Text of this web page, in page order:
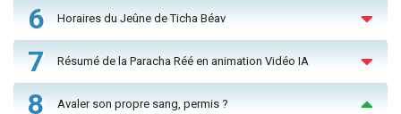
6 Horaires du Jeûne de Ticha Béav
7 Résumé de la Paracha Réé en animation Vidéo IA
8 Avaler son propre sang, permis ?